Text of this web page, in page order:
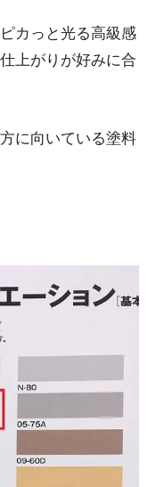
カっと光る高級感
上がりが好みに合
に向いている塗料